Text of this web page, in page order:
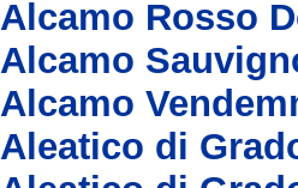
Alcamo Rosso
Alcamo
Alcamo
Aleatico di